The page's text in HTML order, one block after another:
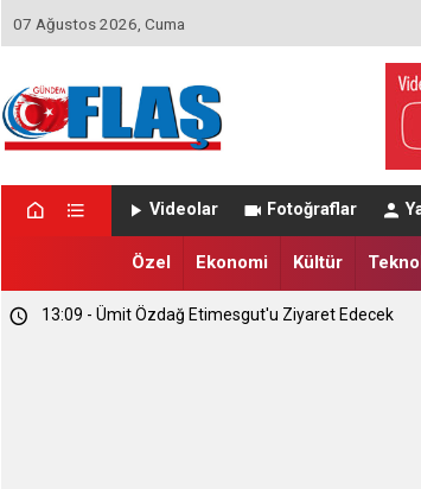
07 Ağustos 2026, Cuma
Videolar Fotoğraflar
Özel Ekonomi Kültür
23:46 - Memet Yula'dan Etimesgut
13:09 - Ümit Özdağ Etimesgut'u Ziyaret Edecek